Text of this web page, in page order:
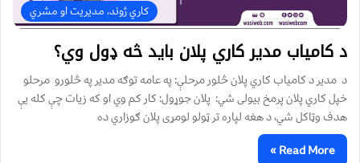
کاري ژوند، مدیریت او مشري
د کامیاب مدیر کاري پلان باید څه ډول وي؟
د مدير د کامياب کاري پلان څلور مرحلې: په عامه توګه مدير په څلورو مرحلو
خپل کاري پلان پرمخ بيولی شي: پلان جوړول: کار کم وي او که زيات چې کله يې
هدف وټاکل شي، د هغه لپاره تر ټولو لومړی پلان ګوزاري ده
Read More »